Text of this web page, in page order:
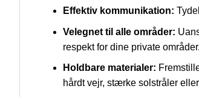
Effektiv kommunikation:
Velegnet til alle områder:
respekt for dine private områder.
Holdbare materialer:
hårdt vejr, stærke solstråler